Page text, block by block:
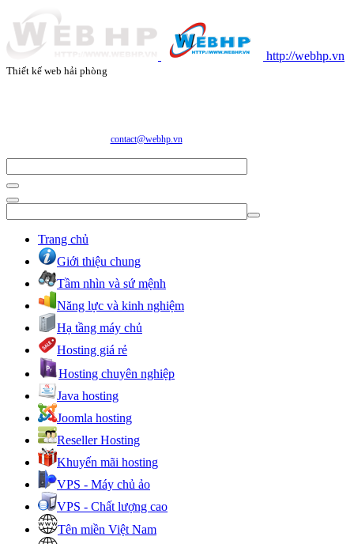
http://webhp.vn
Thiết kế web hải phòng
contact@webhp.vn| Hotline: 0989.921.083
Trang chủ
Giới thiệu chung
Tầm nhìn và sứ mệnh
Năng lực và kinh nghiệm
Hạ tầng máy chủ
Hosting giá rẻ
Hosting chuyên nghiệp
Java hosting
Joomla hosting
Reseller Hosting
Khuyến mãi hosting
VPS - Máy chủ ảo
VPS - Chất lượng cao
Tên miền Việt Nam